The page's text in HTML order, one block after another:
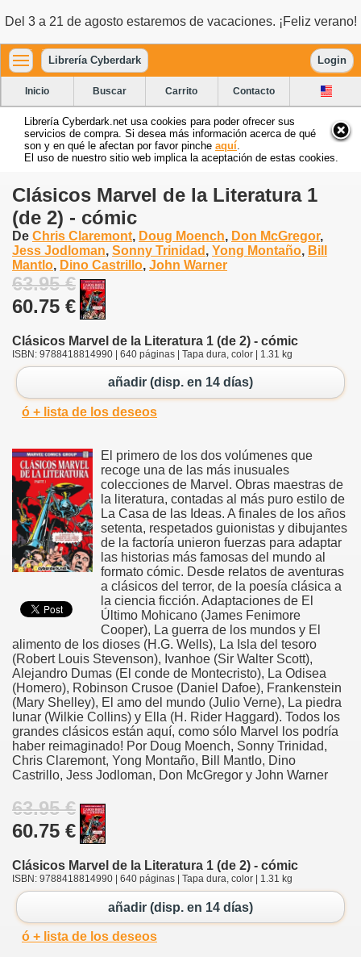
Del 3 a 21 de agosto estaremos de vacaciones. ¡Feliz verano!
Librería Cyberdark Login
Inicio Buscar Carrito Contacto
Librería Cyberdark.net usa cookies para poder ofrecer sus
servicios de compra. Si desea más información acerca de qué
son y en qué le afectan por favor pinche aquí
El uso de nuestro sitio web implica la aceptación de estas cookies.
Clásicos Marvel de la Literatura 1
(de 2) - cómic
De Chris Claremont, Doug Moench, Don McGregor,
Jess Jodloman, Sonny Trinidad , Yong Montaño, Bill
Mantlo, Dino Castrillo, John Warner
63.95 €
60.75 €
Clásicos Marvel de la Literatura 1 (de 2) - cómic
ISBN: 9788418814990 | 640 páginas | Tapa dura, color | 1.31 kg
añadir (disp. en 14 días)
ó + lista de los deseos
El primero de los dos volúmenes que
recoge una de las más inusuales
colecciones de Marvel. Obras maestras de
la literatura, contadas al más puro estilo de
La Casa de las Ideas. A finales de los años
setenta, respetados guionistas y dibujantes
de la factoría unieron fuerzas para adaptar
las historias más famosas del mundo al
formato cómic. Desde relatos de aventuras
a clásicos del terror, de la poesía clásica a
la ciencia ficción. Adaptaciones de El
Último Mohicano (James Fenimore
Cooper), La guerra de los mundos y El
alimento de los dioses (H.G. Wells), La Isla del tesoro
(Robert Louis Stevenson), Ivanhoe (Sir Walter Scott),
Alejandro Dumas (El conde de Montecristo), La Odisea
(Homero), Robinson Crusoe (Daniel Dafoe), Frankenstein
(Mary Shelley), El amo del mundo (Julio Verne), La piedra
lunar (Wilkie Collins) y Ella (H. Rider Haggard). Todos los
grandes clásicos están aquí, como sólo Marvel los podría
haber reimaginado! Por Doug Moench, Sonny Trinidad,
Chris Claremont, Yong Montaño, Bill Mantlo, Dino
Castrillo, Jess Jodloman, Don McGregor y John Warner
63.95 €
60.75 €
Clásicos Marvel de la Literatura 1 (de 2) - cómic
ISBN: 9788418814990 | 640 páginas | Tapa dura, color | 1.31 kg
añadir (disp. en 14 días)
ó + lista de los deseos